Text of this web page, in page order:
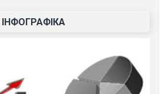
ІНФОГРАФІКА